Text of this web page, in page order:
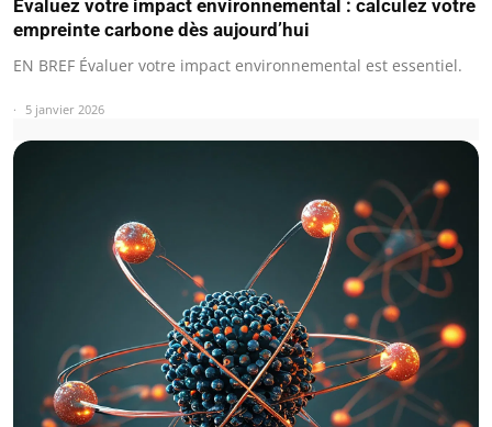
Évaluez votre impact environnemental : calculez votre
empreinte carbone dès aujourd’hui
EN BREF Évaluer votre impact environnemental est essentiel.
5 janvier 2026